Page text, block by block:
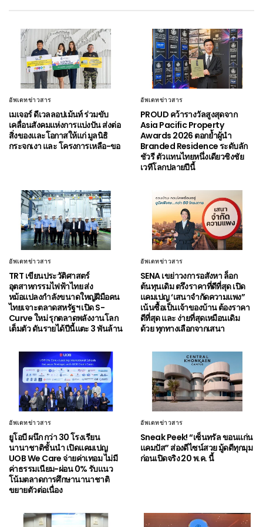
อัพเดทข่าวสาร
เมเจอร์ ดีเวลลอปเม้นท์ ร่วมขับ
เคลื่อนสังคมแห่งการแบ่งปัน ส่งต่อ
สิ่งของและโอกาสให้แก่ มูลนิธิ
กระจกเงา และ โครงการเหลือ-ขอ
อัพเดทข่าวสาร
PROUD คว้ารางวัลสูงสุดจาก
Asia Pacific Property
Awards 2026 ตอกย้ำผู้นำ
Branded Residence ระดับลัก
ชัวรี ตัวแทนไทยหนึ่งเดียวชิงชัย
เวทีโลกปลายปีนี้
อัพเดทข่าวสาร
TRT เขียนประวัติศาสตร์
อุตสาหกรรมไฟฟ้าไทย ส่ง
หม้อแปลงกำลังขนาดใหญ่ฝีมือคน
ไทยเจาะตลาดสหรัฐฯ เปิด S-
Curve ใหม่ รุกตลาดพลังงานโลก
เต็มตัว ดันรายได้ปีนี้แตะ 3 พันล้าน
อัพเดทข่าวสาร
SENA เขย่าวงการอสังหา ล็อก
ต้นทุนเดิม ตรึงราคาที่ดีที่สุด เปิด
แคมเปญ ‘เสนาจำกัดความแพง”
เน้นซื้อเป็นเจ้าของบ้าน ต้องราคา
ดีที่สุด และ ง่ายที่สุดเหมือนเดิม
ด้วย ทุกทางเลือกจากเสนา
อัพเดทข่าวสาร
ยูโอบี ผนึก กว่า 30 โรงเรียน
นานาชาติชั้นนำ เปิดแคมเปญ
UOB We Care จ่ายค่าเทอม ไม่มี
ค่าธรรมเนียม-ผ่อน 0% รับแนว
โน้มตลาดการศึกษานานาชาติ
ขยายตัวต่อเนื่อง
อัพเดทข่าวสาร
Sneak Peek! “เซ็นทรัล ขอนแก่น
แคมปัส” ส่องดีไซน์สวย มู้ดดีทุกมุม
ก่อนเปิดจริง 20 พ.ค. นี้